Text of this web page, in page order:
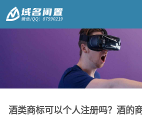
酒类商标可以个人注册吗？酒的